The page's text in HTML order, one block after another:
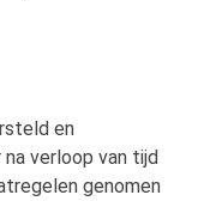
en
verloop van tijd
genomen